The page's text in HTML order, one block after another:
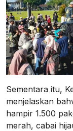
Sementara itu,
menjelaskan
hampir 1.500
merah, cabai